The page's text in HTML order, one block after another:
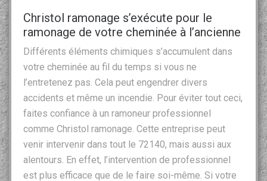
Christol ramonage s’exécute pour le
ramonage de votre cheminée à l’ancienne
Différents éléments chimiques s’accumulent dans
votre cheminée au fil du temps si vous ne
l’entretenez pas. Cela peut engendrer divers
accidents et même un incendie. Pour éviter tout ceci,
faites confiance à un ramoneur professionnel
comme Christol ramonage. Cette entreprise peut
venir intervenir dans tout le 72140, mais aussi aux
alentours. En effet, l’intervention de professionnel
est plus efficace que de le faire soi-même. Si votre